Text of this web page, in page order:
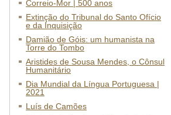
Correio-Mor | 500 anos
Extinção do Tribunal do Santo Ofício
e da Inquisição
Damião de Góis: um humanista na
Torre do Tombo
Aristides de Sousa Mendes, o Cônsul
Humanitário
Dia Mundial da Língua Portuguesa |
2021
Luís de Camões